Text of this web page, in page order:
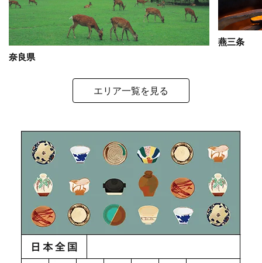
奈良県
燕三条
エリア一覧を見る